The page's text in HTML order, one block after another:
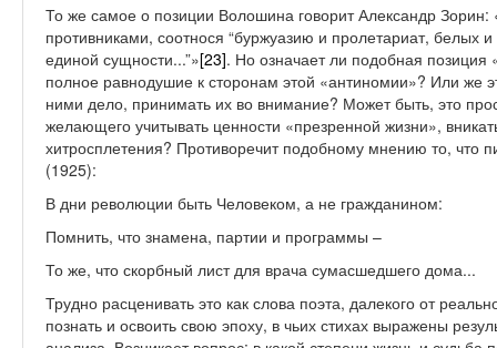
То же самое о позиции Волошина говорит Александр
противниками, соотнося “буржуазию и пролетариат, белых
единой сущности...”»[23]. Но означает ли подобная позиция
полное равнодушие к сторонам этой «антиномии»? Или же
ними дело, принимать их во внимание? Может быть, это
желающего учитывать ценности «презренной жизни»,
хитросплетения? Противоречит подобному мнению то, что
(1925):
В дни революции быть Человеком, а не гражданином:
Помнить, что знамена, партии и программы –
То же, что скорбный лист для врача сумасшедшего дома...
Трудно расценивать это как слова поэта, далекого от
познать и освоить свою эпоху, в чьих стихах выражены